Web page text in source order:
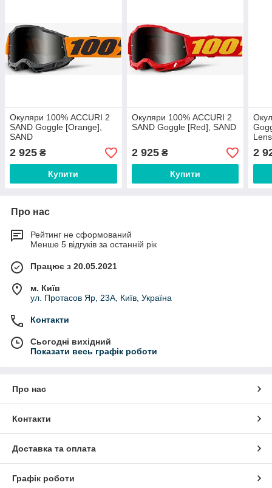
Окуляри 100% ACCURI 2
SAND Goggle [Orange],
SAND
2 925 ₴
Купити
Окуляри 100% ACCURI 2
SAND Goggle [Red], SAND
2 925₴
Купити
Lens
2
Про нас
Рейтинг не сформований
Менше 5 відгуків за останній рік
Працює з 20.05.2021
м. Київ
ул. Протасов Яр, 23А, Київ, Україна
Контакти
Сьогодні вихідний
Показати весь графік роботи
Про нас
Контакти
Доставка та оплата
Графік роботи